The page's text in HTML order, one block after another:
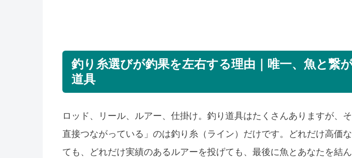
釣り糸選びが釣果を左右する理由｜唯一、魚と繋
道具
ロッド、リール、ルアー、仕掛け。釣り道具はたくさんありますが、
直接つながっている」のは釣り糸（ライン）だけです。どれだけ高価
ても、どれだけ実績のあるルアーを投げても、最後に魚とあなたを結